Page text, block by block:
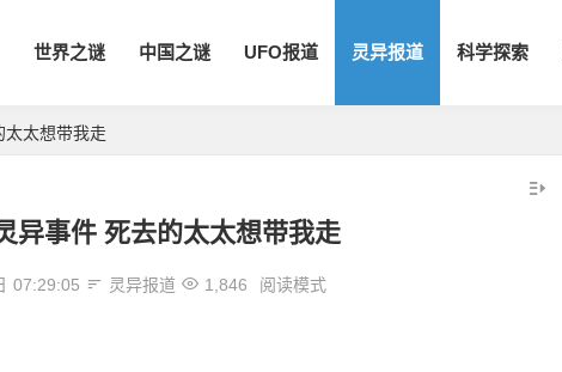
世界之谜 中国之谜 UFO报道 灵异报道 科学探索
太太想带我走
异事件 死去的太太想带我走
07:29:05 灵异报道 1,846 阅读模式